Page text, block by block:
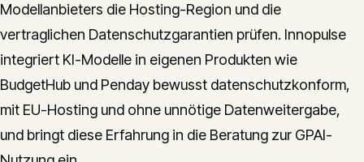
Modellanbieters die Hosting-Region und die
vertraglichen Datenschutzgarantien prüfen. Innopulse
integriert KI-Modelle in eigenen Produkten wie
BudgetHub und Penday bewusst datenschutzkonform,
mit EU-Hosting und ohne unnötige Datenweitergabe,
und bringt diese Erfahrung in die Beratung zur GPAI-